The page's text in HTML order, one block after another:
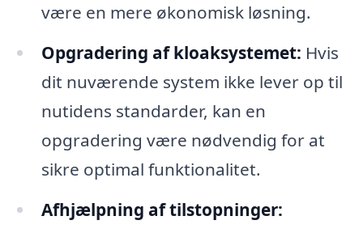
være en mere økonomisk løsning.
Opgradering af kloaksystemet: Hvis
dit nuværende system ikke lever op til
nutidens standarder, kan en
opgradering være nødvendig for at
sikre optimal funktionalitet.
Afhjælpning af tilstopninger: